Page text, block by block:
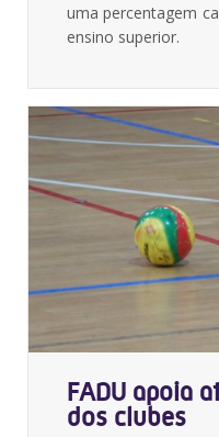
uma percentagem
ensino superior.
FADU apoia
dos clubes